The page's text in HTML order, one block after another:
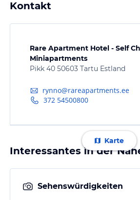
Kontakt
Rare Apartment Hotel - Self
Miniapartments
Pikk 40 50603 Tartu Estland
rynno@rareapartments.ee
372 54500800
Karte
Interessantes in der
Sehenswürdigkeiten